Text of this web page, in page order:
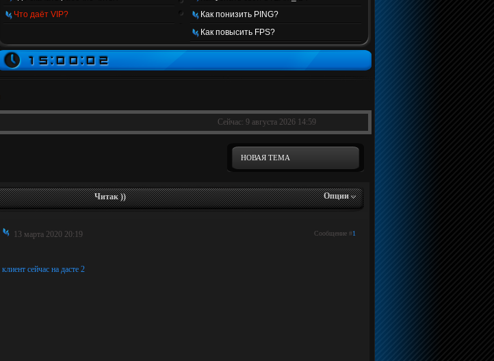
Что даёт VIP?
Как понизить PING?
Как повысить FPS?
Сейчас: 9 августа 2026 14:59
НОВАЯ ТЕМА
Читак )) Опции
13 марта 2020 20:19 Сообщение #1
клиент сейчас на дасте 2